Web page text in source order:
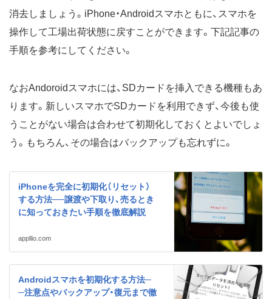
消去しましょう。iPhone・Androidスマホともに、スマホを
操作して工場出荷状態に戻すことができます。下記記事の
手順を参考にしてください。
なおAndoroidスマホには、SDカードを挿入できる機種もあ
ります。新しいスマホでSDカードを利用できず、今後も使
うことがない場合は合わせて初期化しておくとよいでしょ
う。もちろん、その場合はバックアップも忘れずに。
iPhoneを完全に初期化（リセット）
する方法──譲渡や下取り、売るとき
に知っておきたい手順を徹底解説
appllio.com
Androidスマホを初期化する方法─
─注意点やバックアップ・復元まで徹